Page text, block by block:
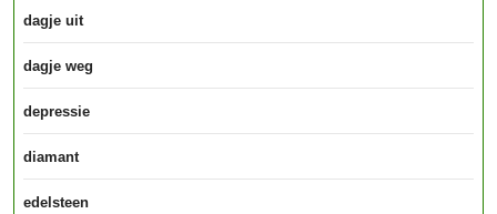
dagje uit
dagje weg
depressie
diamant
edelsteen